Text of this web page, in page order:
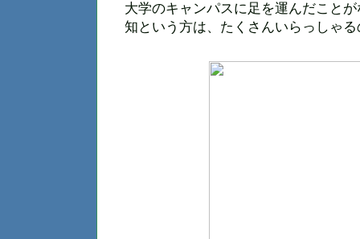
大学のキャンパスに足を運んだこと
知という方は、たくさんいらっしゃ